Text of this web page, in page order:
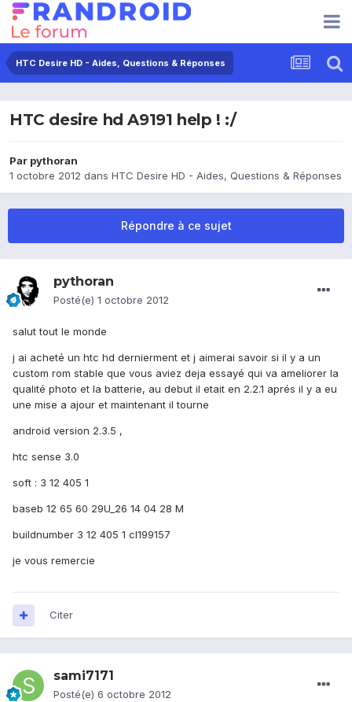
HTC Desire HD - Aides, Questions & Réponses
HTC desire hd A9191 help ! :/
Par pythoran
1 octobre 2012 dans HTC Desire HD - Aides, Questions & Réponses
Répondre à ce sujet
pythoran
Posté(e) 1 octobre 2012
salut tout le monde
j ai acheté un htc hd dernierment et j aimerai savoir si il y a un
custom rom stable que vous aviez deja essayé qui va ameliorer la
qualité photo et la batterie, au debut il etait en 2.2.1 aprés il y a eu
une mise a ajour et maintenant il tourne
android version 2.3.5 ,
htc sense 3.0
soft : 3 12 405 1
baseb 12 65 60 29U_26 14 04 28 M
buildnumber 3 12 405 1 cl199157
je vous remercie
Citer
sami7171
Posté(e) 6 octobre 2012